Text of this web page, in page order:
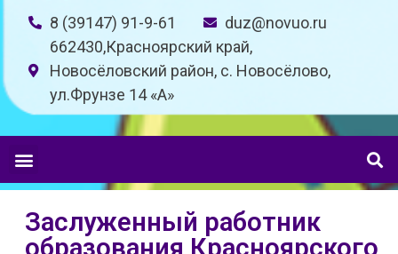
8 (39147) 91-9-61
duz@novuo.ru
662430,Красноярский край,
Новосёловский район, с. Новосёлово,
ул.Фрунзе 14 «A»
Заслуженный работник
образования Красноярского